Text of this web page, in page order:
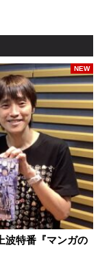
波特番『マンガの
NEW